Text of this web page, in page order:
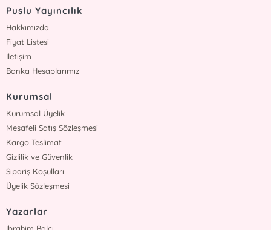
Puslu Yayıncılık
Hakkımızda
Fiyat Listesi
İletişim
Banka Hesaplarımız
Kurumsal
Kurumsal Üyelik
Mesafeli Satış Sözleşmesi
Kargo Teslimat
Gizlilik ve Güvenlik
Sipariş Koşulları
Üyelik Sözleşmesi
Yazarlar